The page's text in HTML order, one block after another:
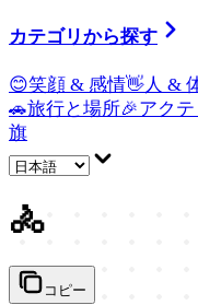
カテゴリから探す
😊笑顔 & 感情👋 人 &
🚗旅行と場所🎉アク
旗
🚴
コピー